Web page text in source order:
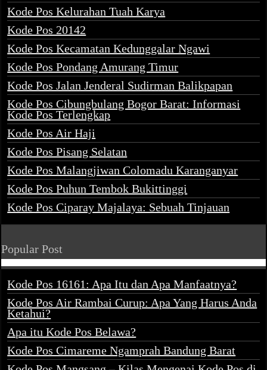
Kode Pos Kelurahan Tuah Karya
Kode Pos 20142
Kode Pos Kecamatan Kedunggalar Ngawi
Kode Pos Pondang Amurang Timur
Kode Pos Jalan Jenderal Sudirman Balikpapan
Kode Pos Cibungbulang Bogor Barat: Informasi
Kode Pos Terlengkap
Kode Pos Air Haji
Kode Pos Pisang Selatan
Kode Pos Malangjiwan Colomadu Karanganyar
Kode Pos Puhun Tembok Bukittinggi
Kode Pos Ciparay Majalaya: Sebuah Tinjauan
Popular Post
Kode Pos 16161: Apa Itu dan Apa Manfaatnya?
Kode Pos Air Rambai Curup: Apa Yang Harus Anda
Ketahui?
Apa itu Kode Pos Belawa?
Kode Pos Cimareme Ngamprah Bandung Barat